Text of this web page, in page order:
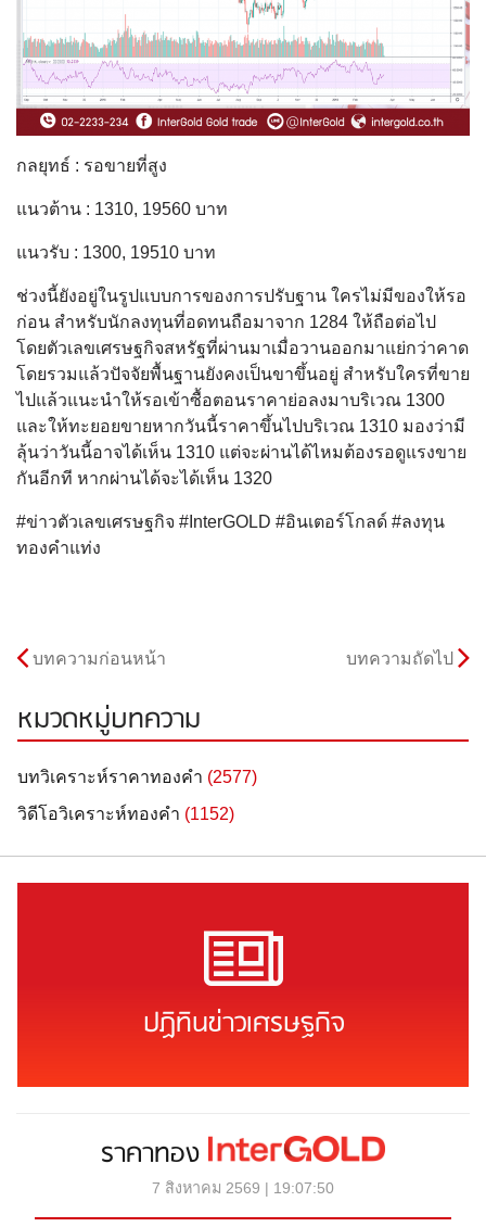
กลยุทธ์ : รอขายที่สูง
แนวต้าน : 1310, 19560 บาท
แนวรับ : 1300, 19510 บาท
ช่วงนี้ยังอยู่ในรูปแบบการของการปรับฐาน ใครไม่มีของให้รอ
ก่อน สำหรับนักลงทุนที่อดทนถือมาจาก 1284 ให้ถือต่อไป
โดยตัวเลขเศรษฐกิจสหรัฐที่ผ่านมาเมื่อวานออกมาแย่กว่าคาด
โดยรวมแล้วปัจจัยพื้นฐานยังคงเป็นขาขึ้นอยู่ สำหรับใครที่ขาย
ไปแล้วแนะนำให้รอเข้าซื้อตอนราคาย่อลงมาบริเวณ 1300
และให้ทะยอยขายหากวันนี้ราคาขึ้นไปบริเวณ 1310 มองว่ามี
ลุ้นว่าวันนี้อาจได้เห็น 1310 แต่จะผ่านได้ไหมต้องรอดูแรงขาย
กันอีกที หากผ่านได้จะได้เห็น 1320
#ข่าวตัวเลขเศรษฐกิจ #InterGOLD #อินเตอร์โกลด์ #ลงทุน
ทองคำแท่ง
บทความก่อนหน้า บทความถัดไป
หมวดหมู่บทความ
บทวิเคราะห์ราคาทองคำ (2577)
วิดีโอวิเคราะห์ทองคำ (1152)
ปฏิทินข่าวเศรษฐกิจ
ราคาทอง
7 สิงหาคม 2569 | 19:07:50